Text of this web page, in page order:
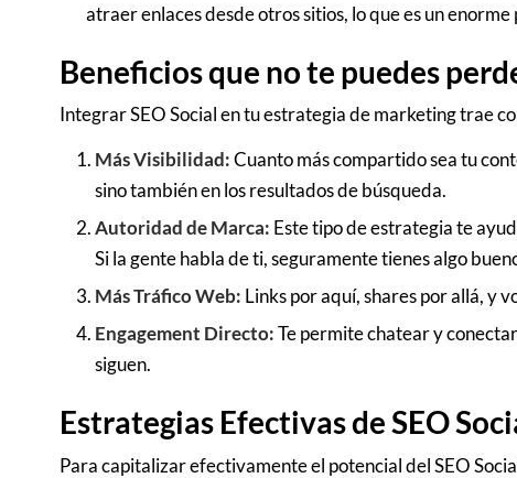
atraer enlaces desde otros sitios, lo que es un
Beneficios que no te puedes
Integrar SEO Social en tu estrategia de marketing trae
Más Visibilidad:Cuanto más compartido sea tu
sino también en los resultados de búsqueda.
Autoridad de Marca: Este tipo de estrategia te
Si la gente habla de ti, seguramente tienes algo
Más Tráfico Web: Links por aquí, shares por allá, y
Engagement Directo:Te permite chatear y
siguen.
Estrategias Efectivas de SEO
Para capitalizar efectivamente el potencial del SEO